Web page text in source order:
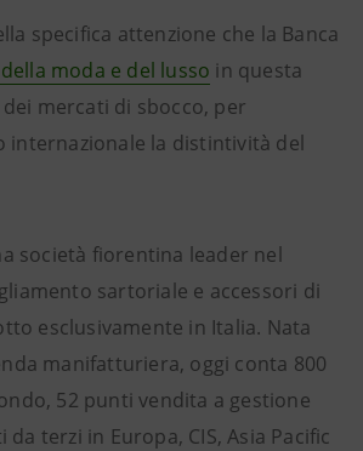
specifica attenzione che la Banca
moda e del lusso in questa
mercati di sbocco, per
internazionale la distintività del
società fiorentina leader nel
sartoriale e accessori di
esclusivamente in Italia. Nata
manifatturiera, oggi conta 800
52 punti vendita a gestione
terzi in Europa, CIS, Asia Pacific